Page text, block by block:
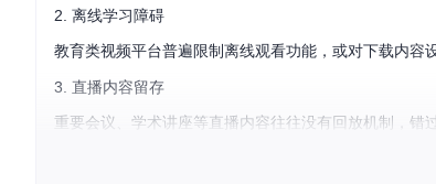
2. 离线学习障碍
教育类视频平台普遍限制离线观看功能，或对下载内容
3. 直播内容留存
重要会议、学术讲座等直播内容往往没有回放机制，错